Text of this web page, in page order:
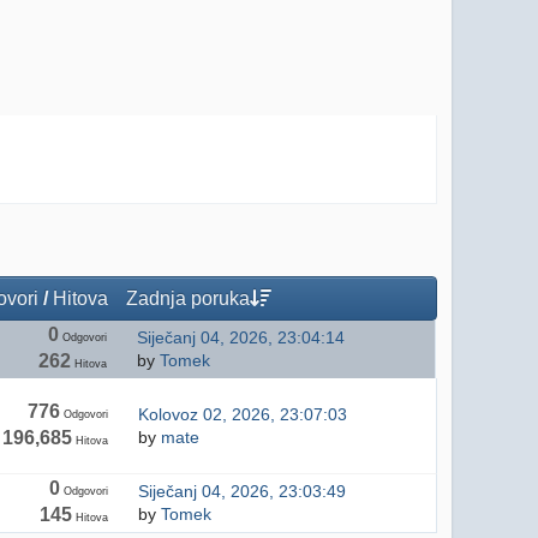
/ Hitova
Zadnja poruka
0 Odgovori
262 Hitova
Siječanj 04, 2026, 23:04:14
byTomek
776Odgovori
196,685Hitova
Kolovoz 02, 2026, 23:07:03
by mate
0Odgovori
145Hitova
Siječanj 04, 2026, 23:03:49
by Tomek